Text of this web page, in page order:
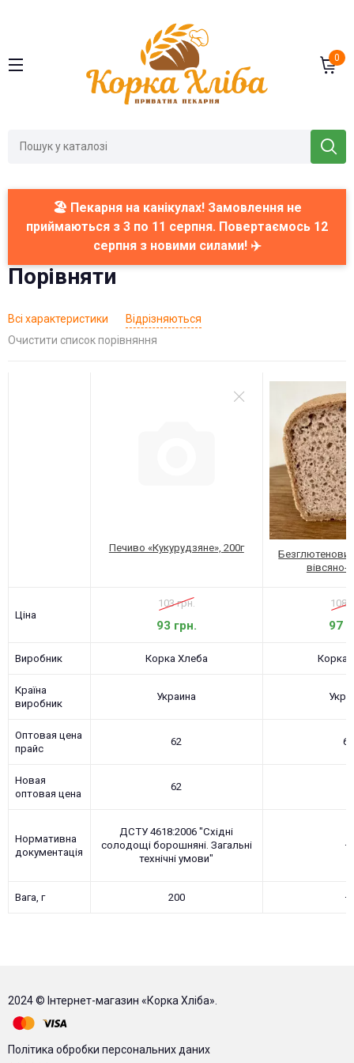
0
🏖️ Пекарня на канікулах! Замовлення не
приймаються з 3 по 11 серпня. Повертаємось 12
серпня з новими силами! ✈️
Порівняти
Всі характеристики
Відрізняються
Очистити список порівняння
Печиво «Кукурудзяне», 200г
Безглютеновий
вівсяно-
Ціна
103 грн.
93 грн.
108
97
Виробник Корка Хлеба Корка
Країна
виробник
Украина
Оптовая цена
прайс
62 65
Новая
оптовая цена
62
Нормативна
документація
ДСТУ 4618:2006 "Східні
солодощі борошняні. Загальні
технічні умови"
—
Вага, г 200 —
2024 © Інтернет-магазин «Корка Хліба».
Політика обробки персональних даних